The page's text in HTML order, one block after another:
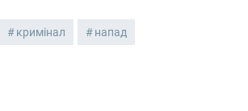
кримінал напад